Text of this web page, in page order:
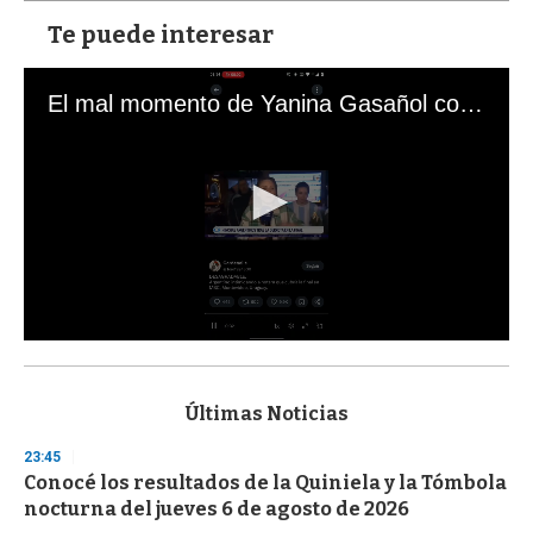
Te puede interesar
El mal momento de Yanina Gasañol con un hincha argentino en "Subrayado"
s
d
s
o
f
Últimas Noticias
23:45
Conocé los resultados de la Quiniela y la Tómbola
nocturna del jueves 6 de agosto de 2026